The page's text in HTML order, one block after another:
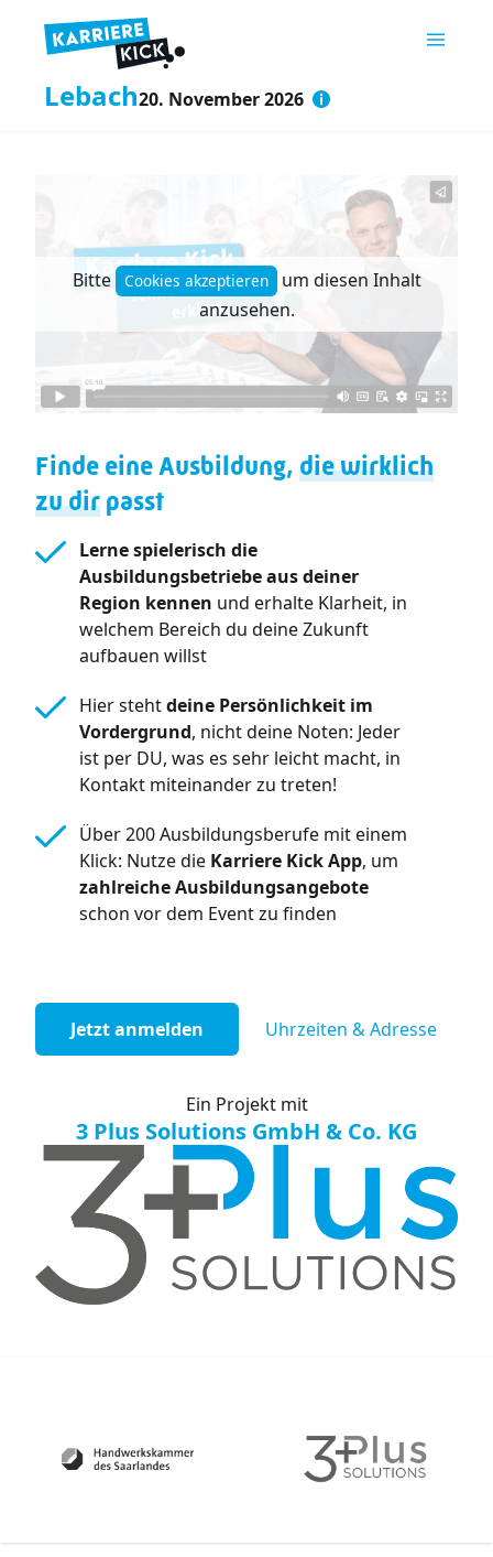
Lebach20. November 2026
Bitte Cookies akzeptieren
um diesen Inhalt
anzusehen.
Finde eine Ausbildung, die wirklich
zu dir passt
Lerne spielerisch die
Ausbildungsbetriebe aus deiner
Region kennen und erhalte Klarheit, in
welchem Bereich du deine Zukunft
aufbauen willst
Hier stehtdeine Persönlichkeit im
Vordergrund, nicht deine Noten: Jeder
ist per DU, was es sehr leicht macht, in
Kontakt miteinander zu treten!
Über 200 Ausbildungsberufe mit einem
Klick: Nutze die Karriere Kick App, um
zahlreiche Ausbildungsangebote
schon vor dem Event zu finden
Jetzt anmelden Uhrzeiten & Adresse
Ein Projekt mit
3 Plus Solutions GmbH & Co. KG